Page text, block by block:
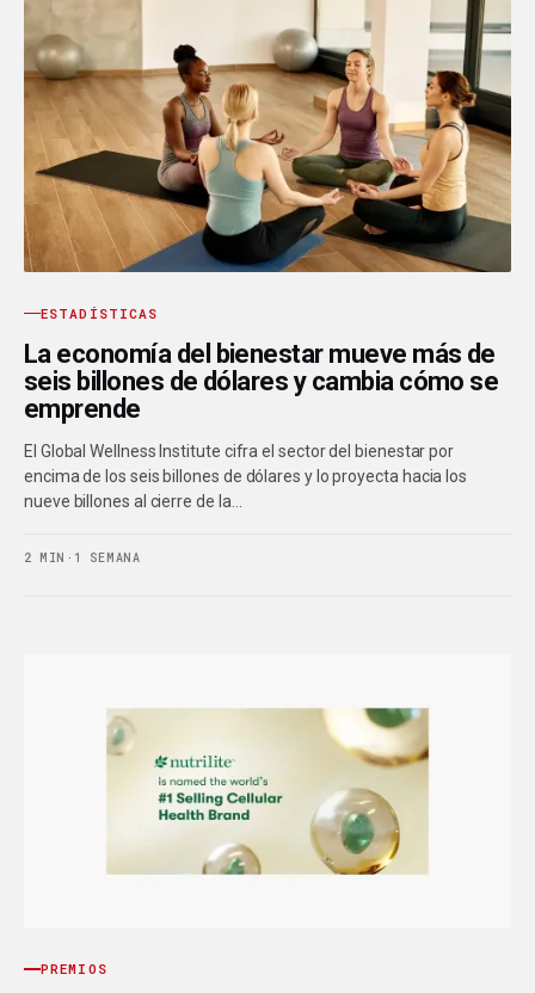
ESTADÍSTICAS
La economía del bienestar mueve más de
seis billones de dólares y cambia cómo se
emprende
El Global Wellness Institute cifra el sector del bienestar por
encima de los seis billones de dólares y lo proyecta hacia los
nueve billones al cierre de la…
2 MIN · 1 SEMANA
PREMIOS